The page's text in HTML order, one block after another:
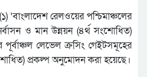
‘বাংলাদেশ রেলওয়ের পশ্চিমাঞ্চলের
ও মান উন্নয়ন (৪র্থ সংশোধিত)
লেভেল ক্রসিং গেইটসমূহের
প্রকল্প অনুমোদন করা হয়েছে।